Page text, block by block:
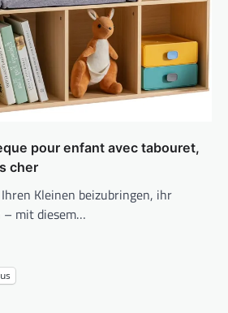
pour enfant avec tabouret,
cher
Kleinen beizubringen, ihr
– mit diesem…